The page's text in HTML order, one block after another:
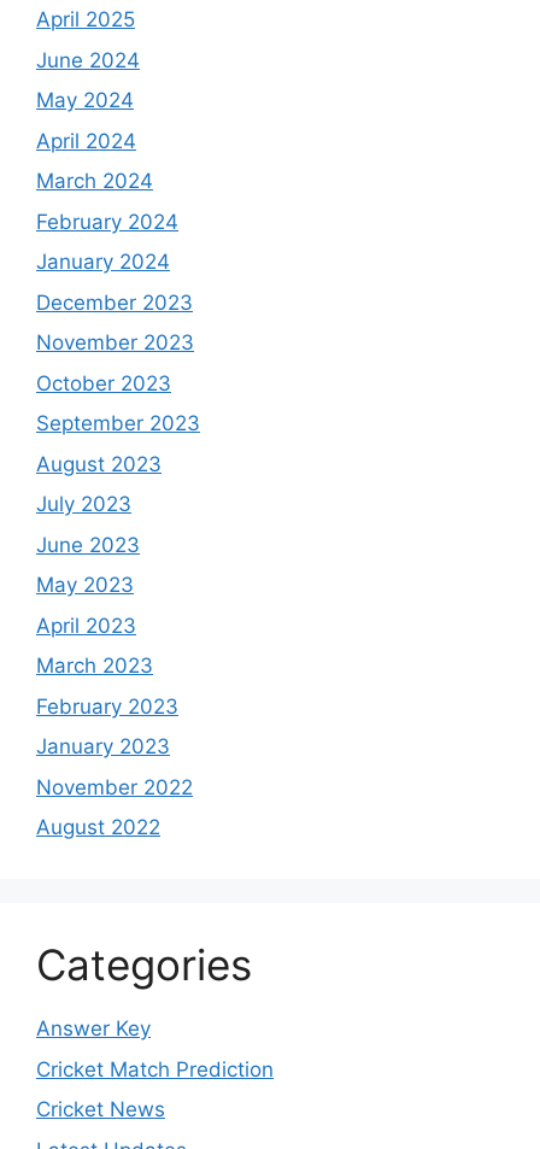
April 2025
June 2024
May 2024
April 2024
March 2024
February 2024
January 2024
December 2023
November 2023
October 2023
September 2023
August 2023
July 2023
June 2023
May 2023
April 2023
March 2023
February 2023
January 2023
November 2022
August 2022
Categories
Answer Key
Cricket Match Prediction
Cricket News